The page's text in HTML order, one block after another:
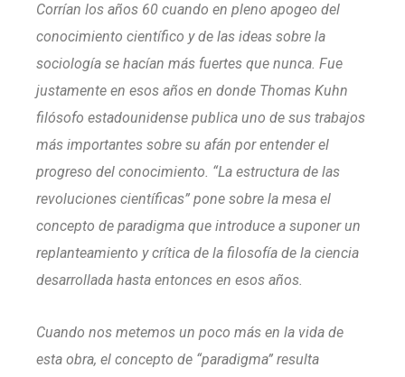
Corrían los años 60 cuando en pleno apogeo del
conocimiento científico y de las ideas sobre la
sociología se hacían más fuertes que nunca. Fue
justamente en esos años en donde Thomas Kuhn
filósofo estadounidense publica uno de sus trabajos
más importantes sobre su afán por entender el
progreso del conocimiento. “La estructura de las
revoluciones científicas” pone sobre la mesa el
concepto de paradigma que introduce a suponer un
replanteamiento y crítica de la filosofía de la ciencia
desarrollada hasta entonces en esos años.
Cuando nos metemos un poco más en la vida de
esta obra, el concepto de “paradigma” resulta